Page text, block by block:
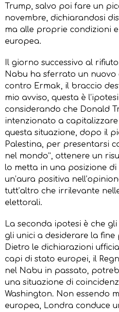
Trump, salvo poi fare un
novembre, dichiarandosi
ma alle proprie condizioni e
europea.
Il giorno successivo al
Nabu ha sferrato un nuovo
contro Ermak, il braccio
mio avviso, questa è
considerando che Donald
intenzionato a
questa situazione, dopo il
Palestina, per presentarsi
nel mondo”, ottenere un
lo metta in una posizione
un’aura positiva
tutt’altro che irrilevante
elettorali.
La seconda ipotesi è che
gli unici a desiderare la fine
Dietro le dichiarazioni
capi di stato europei, il
nel Nabu in passato,
una situazione di
Washington. Non essendo
europea, Londra conduce